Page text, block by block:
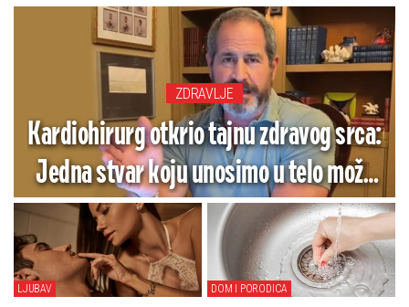
ZDRAVLJE
Kardiohirurg otkrio tajnu zdravog srca:
Jedna stvar koju unosimo u telo može
promeniti sve (VIDEO)
LJUBAV DOM I PORODICA